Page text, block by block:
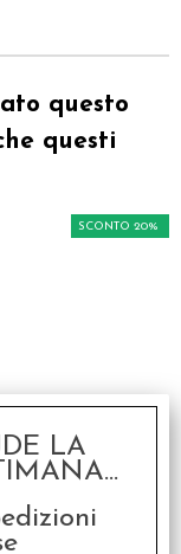
questo
questi
-
SCONTO 20%
LA